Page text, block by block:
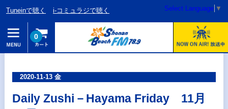
Tuneinで聴く i-コミュラジで聴く Select Language ▼
0
2020-11-13 金
Daily Zushi－Hayama Friday 11月